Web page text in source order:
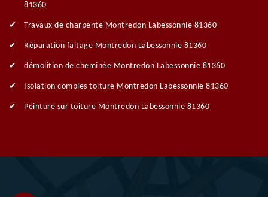
81360
Travaux de charpente Montredon Labessonnie 81360
Réparation faitage Montredon Labessonnie 81360
démolition de cheminée Montredon Labessonnie 81360
Isolation combles toiture Montredon Labessonnie 81360
Peinture sur toiture Montredon Labessonnie 81360